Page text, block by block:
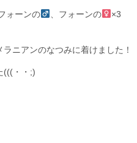
ォーンの 、フォーンの
×3
ニアンのなつみに着けました！
(((・・;)